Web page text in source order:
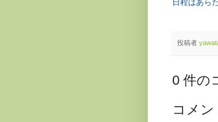
日程はあら
投稿者
0 件の
コメ